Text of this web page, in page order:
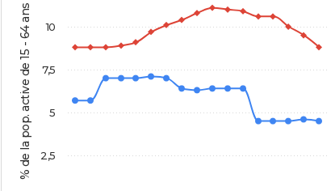
% de la pop. active de 15 - 64 ans 2,5
5
7,5
10